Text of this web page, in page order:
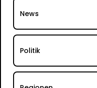
News
Politik